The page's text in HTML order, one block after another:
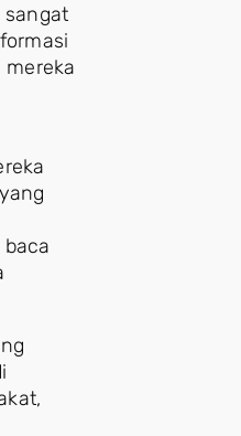
sangat